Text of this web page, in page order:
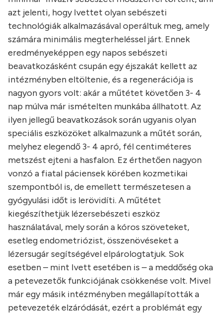
azt jelenti, hogy Ivettet olyan sebészeti
technológiák alkalmazásával operáltuk meg, amely
számára minimális megterheléssel járt. Ennek
eredményeképpen egy napos sebészeti
beavatkozásként csupán egy éjszakát kellett az
intézményben eltöltenie, és a regenerációja is
nagyon gyors volt: akár a műtétet követően 3- 4
nap múlva már ismételten munkába állhatott. Az
ilyen jellegű beavatkozások során ugyanis olyan
speciális eszközöket alkalmazunk a műtét során,
melyhez elegendő 3- 4 apró, fél centiméteres
metszést ejteni a hasfalon. Ez érthetően nagyon
vonzó a fiatal páciensek körében kozmetikai
szempontból is, de emellett természetesen a
gyógyulási időt is lerövidíti. A műtétet
kiegészíthetjük lézersebészeti eszköz
használatával, mely során a kóros szöveteket,
esetleg endometriózist, összenövéseket a
lézersugár segítségével elpárologtatjuk. Sok
esetben – mint Ivett esetében is – a meddőség oka
a petevezetők funkciójának csökkenése volt. Mivel
már egy másik intézményben megállapították a
petevezeték elzáródását, ezért a problémát egy